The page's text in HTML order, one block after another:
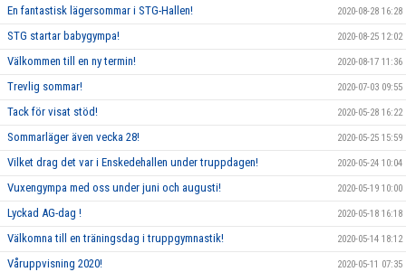
En fantastisk lägersommar i STG-Hallen! 2020-08-28 16:28
STG startar babygympa! 2020-08-25 12:02
Välkommen till en ny termin! 2020-08-17 11:36
Trevlig sommar! 2020-07-03 09:55
Tack för visat stöd! 2020-05-28 16:22
Sommarläger även vecka 28! 2020-05-25 15:59
Vilket drag det var i Enskedehallen under truppdagen! 2020-05-24 10:04
Vuxengympa med oss under juni och augusti! 2020-05-19 10:00
Lyckad AG-dag ! 2020-05-18 16:18
Välkomna till en träningsdag i truppgymnastik! 2020-05-14 18:12
Våruppvisning 2020! 2020-05-11 07:35